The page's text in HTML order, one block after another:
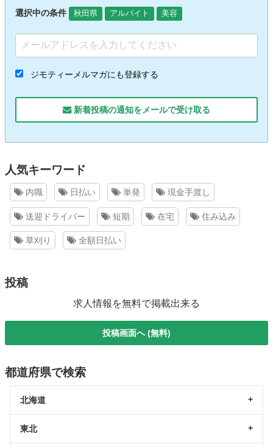
選択中の条件 秋田県 アルバイト 美容
ジモティーメルマガにも登録する
新着投稿の通知をメールで受け取る
人気キーワード
内職 日払い 単発 現金手渡し
送迎ドライバー 短期 在宅 住み込み
草刈り 全額日払い
投稿
求人情報を無料で掲載出来る
投稿画面へ (無料)
都道府県で検索
北海道
東北